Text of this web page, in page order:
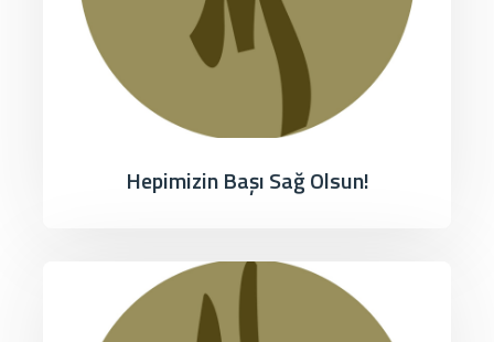
Hepimizin Başı Sağ Olsun!